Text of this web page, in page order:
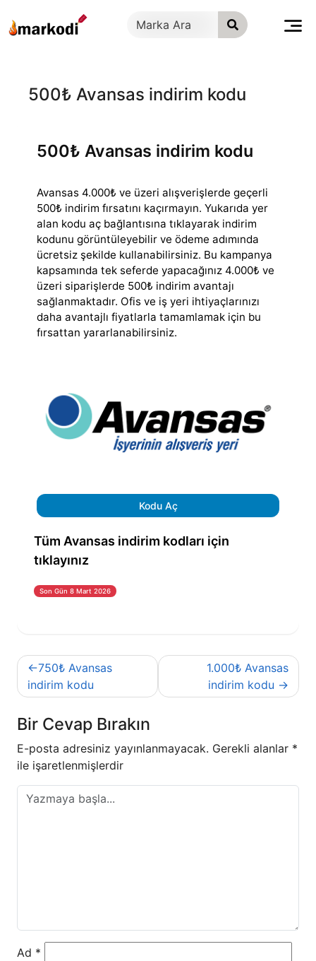
geç
500₺ Avansas indirim kodu
500₺ Avansas indirim kodu
Avansas 4.000₺ ve üzeri alışverişlerde geçerli
500₺ indirim fırsatını kaçırmayın. Yukarıda yer
alan kodu aç bağlantısına tıklayarak indirim
kodunu görüntüleyebilir ve ödeme adımında
ücretsiz şekilde kullanabilirsiniz. Bu kampanya
kapsamında tek seferde yapacağınız 4.000₺ ve
üzeri siparişlerde 500₺ indirim avantajı
sağlanmaktadır. Ofis ve iş yeri ihtiyaçlarınızı
daha avantajlı fiyatlarla tamamlamak için bu
fırsattan yararlanabilirsiniz.
Kodu Aç
Tüm Avansas indirim kodları için
tıklayınız
Son Gün 8 Mart 2026
Yazı
gezinmesi
750₺ Avansas
indirim kodu
1.000₺ Avansas
indirim kodu
Bir Cevap Bırakın
E-posta adresiniz yayınlanmayacak. Gerekli alanlar *
ile işaretlenmişlerdir
Ad *